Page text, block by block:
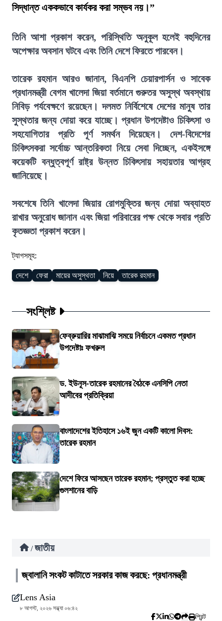
সিদ্ধান্ত এককভাবে কার্যকর করা সম্ভব নয়।”
তিনি আশা প্রকাশ করেন, পরিস্থিতি অনুকূল হলেই বহুদিনের
অপেক্ষার অবসান ঘটবে এবং তিনি দেশে ফিরতে পারবেন।
তারেক রহমান আরও জানান, বিএনপি চেয়ারপার্সন ও সাবেক
প্রধানমন্ত্রী বেগম খালেদা জিয়া বর্তমানে গুরুতর অসুস্থ অবস্থায়
নিবিড় পর্যবেক্ষণে রয়েছেন। দলমত নির্বিশেষে দেশের মানুষ তার
সুস্থতার জন্য দোয়া করে যাচ্ছে। প্রধান উপদেষ্টাও চিকিৎসা ও
সহযোগিতার প্রতি পূর্ণ সমর্থন দিয়েছেন। দেশ-বিদেশের
চিকিৎসকরা সর্বোচ্চ আন্তরিকতা নিয়ে সেবা দিচ্ছেন, একইসঙ্গে
কয়েকটি বন্ধুত্বপূর্ণ রাষ্ট্র উন্নত চিকিৎসায় সহায়তার আগ্রহ
জানিয়েছে।
সবশেষে তিনি খালেদা জিয়ার রোগমুক্তির জন্য দোয়া অব্যাহত
রাখার অনুরোধ জানান এবং জিয়া পরিবারের পক্ষ থেকে সবার প্রতি
কৃতজ্ঞতা প্রকাশ করেন।
ট্যাগসমূহ:
দেশে ফেরা মায়ের অসুস্থতা নিয়ে তারেক রহমান
সংশ্লিষ্ট
ফেব্রুয়ারির মাঝামাঝি সময়ে নির্বাচনে একমত প্রধান
উপদেষ্টাঃ ফখরুল
ড. ইউনূস-তারেক রহমানের বৈঠকে এনসিপি নেতা
আদীবের প্রতিক্রিয়া
বাংলাদেশের ইতিহাসে ১৬ই জুন একটি কালো দিবস:
তারেক রহমান
দেশে ফিরে আসছেন তারেক রহমান; প্রস্তুত করা হচ্ছে
গুলশানের বাড়ি
/ জাতীয়
জ্বালানি সংকট কাটাতে সরকার কাজ করছে: প্রধানমন্ত্রী
Lens Asia
৮ আগস্ট, ২০২৬ সন্ধ্যা ০৬:৪২
প্রিন্ট